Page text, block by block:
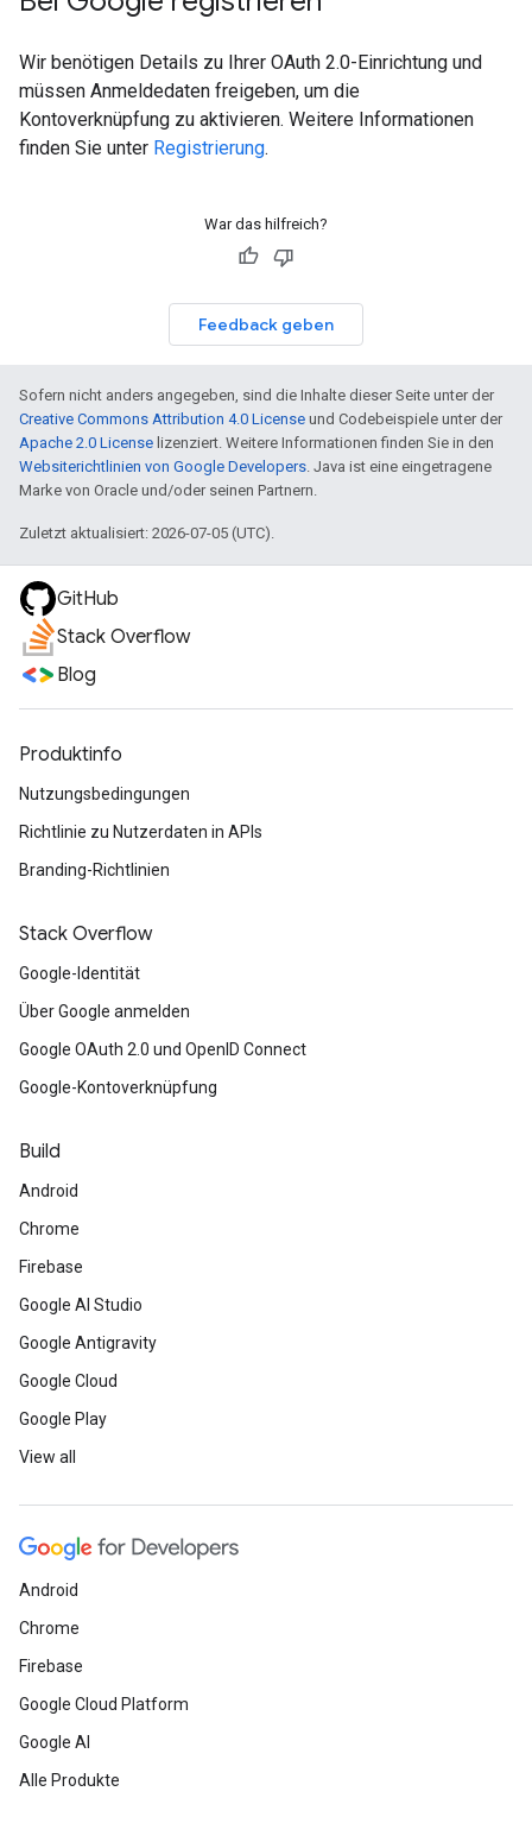
Wir benötigen Details zu Ihrer OAuth 2.0-Einrichtung und
müssen Anmeldedaten freigeben, um die
Kontoverknüpfung zu aktivieren. Weitere Informationen
finden Sie unter Registrierung.
War das hilfreich?
Feedback geben
Sofern nicht anders angegeben, sind die Inhalte dieser Seite unter der
Creative Commons Attribution 4.0 License und Codebeispiele unter der
Apache 2.0 License lizenziert. Weitere Informationen finden Sie in den
Websiterichtlinien von Google Developers. Java ist eine eingetragene
Marke von Oracle und/oder seinen Partnern.
Zuletzt aktualisiert: 2026-07-05 (UTC).
GitHub
Stack Overflow
Blog
Produktinfo
Nutzungsbedingungen
Richtlinie zu Nutzerdaten in APIs
Branding-Richtlinien
Stack Overflow
Google-Identität
Über Google anmelden
Google OAuth 2.0 und OpenID Connect
Google-Kontoverknüpfung
Build
Android
Chrome
Firebase
Google AI Studio
Google Antigravity
Google Cloud
Google Play
View all
Android
Chrome
Firebase
Google Cloud Platform
Google AI
Alle Produkte